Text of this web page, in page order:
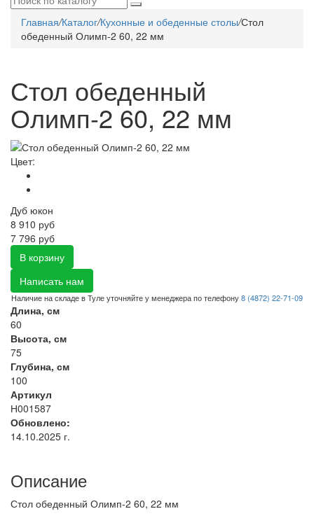
Главная/Каталог/Кухонные и обеденные столы/Стол
обеденный Олимп-2 60, 22 мм
Стол обеденный
Олимп-2 60, 22 мм
Цвет:
Дуб юкон
8 910 руб
7 796 руб
В корзину
Написать нам
Наличие на складе в Туле уточняйте у менеджера по телефону8 (4872) 22-71-09
Длина, см
60
Высота, см
75
Глубина, см
100
Артикул
Н001587
Обновлено:
14.10.2025 г.
Описание
Стол обеденный Олимп-2 60, 22 мм